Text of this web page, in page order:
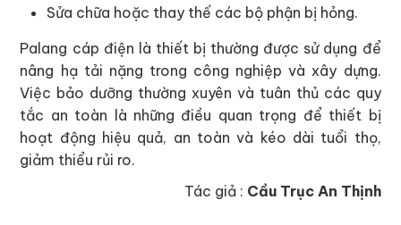
Sửa chữa hoặc thay thế các bộ phận bị hỏng.
Palang cáp điện là thiết bị thường được sử dụng để
nâng hạ tải nặng trong công nghiệp và xây dựng.
Việc bảo dưỡng thường xuyên và tuân thủ các quy
tắc an toàn là những điều quan trọng để thiết bị
hoạt động hiệu quả, an toàn và kéo dài tuổi thọ,
giảm thiểu rủi ro.
Tác giả : Cầu Trục An Thịnh